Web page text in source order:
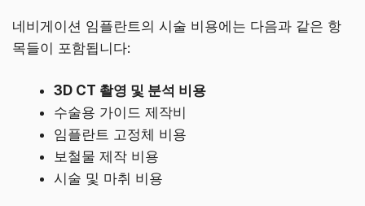
네비게이션 임플란트의 시술 비용에는 다음과 같은 항
목들이 포함됩니다:
3D CT 촬영 및 분석 비용
수술용 가이드 제작비
임플란트 고정체 비용
보철물 제작 비용
시술 및 마취 비용